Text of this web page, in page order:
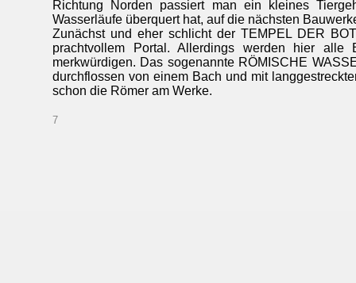
Richtung Norden passiert man ein kleines
Wasserläufe überquert hat, auf die nächsten
Zunächst und eher schlicht der TEMPEL DER
prachtvollem Portal. Allerdings werden hier
merkwürdigen. Das sogenannte RÖMISCHE
durchflossen von einem Bach und mit
schon die Römer am Werke.
7